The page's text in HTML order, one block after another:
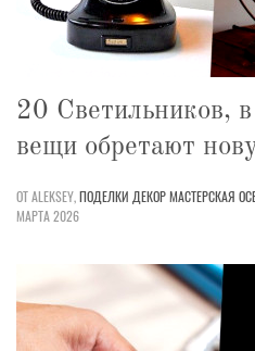
20 Светильников,
вещи обретают
ОТ ALEKSEY,ПОДЕЛКИ ДЕКОРМАСТЕРСКАЯ
МАРТА 2026